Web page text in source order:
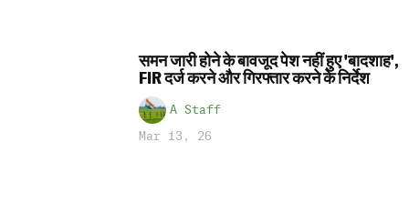
समन जारी होने के बावजूद पेश नहीं हुए 'बादशाह',
FIR दर्ज करने और गिरफ्तार करने के निर्देश
A Staff
Mar 13, 26